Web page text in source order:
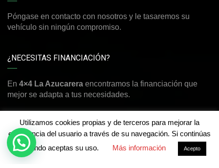
Póngase en contacto con nosotros y le tasaremos su
vehículo sin ningún compromiso.
¿NECESITAS FINANCIACIÓN?
En 4×4 La Azucarera encontramos la financiación que
mejor se adapta a tus necesidades.
©Derechos de autor20264x4 La Azucarera
Utilizamos cookies propias y de terceros para mejorar la
experiencia del usuario a través de su navegación. Si continúas
navegando aceptas su uso.
Más información Acepto